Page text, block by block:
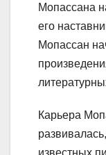
Мопассана
его
Мопассан
Карьера
известных